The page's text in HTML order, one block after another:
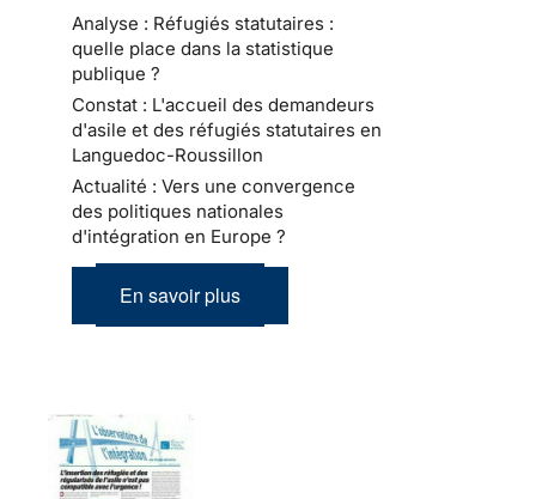
Analyse : Réfugiés statutaires :
quelle place dans la statistique
publique ?
Constat : L'accueil des demandeurs
d'asile et des réfugiés statutaires en
Languedoc-Roussillon
Actualité : Vers une convergence
des politiques nationales
d'intégration en Europe ?
En savoir plus